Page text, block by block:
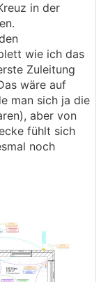
in der
wie ich das
Zuleitung
wäre auf
man sich ja die
aber von
fühlt sich
noch